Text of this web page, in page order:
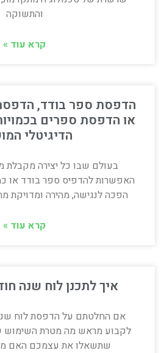
והתשוקה
קרא עוד »
הדפסת ספר בודד,
או הדפסת ספרים
הדיגיטלי
בעולם שבו כל יצירה מקבלת
האפשרות להדפיס ספר בודד או
הפכה לנגישה, מהירה ומדויקת
קרא עוד »
איך לתכנן לוח שנה
אם החלטתם על הדפסת לוח
לקבוע מראש מה מטרת השימוש
שתשאלו את עצמכם האם